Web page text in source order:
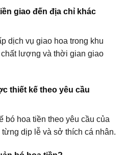
giao đến địa chỉ khác
dịch vụ giao hoa trong khu
lượng và thời gian giao
thiết kế theo yêu cầu
bó hoa tiền theo yêu cầu của
dịp lễ và sở thích cá nhân.